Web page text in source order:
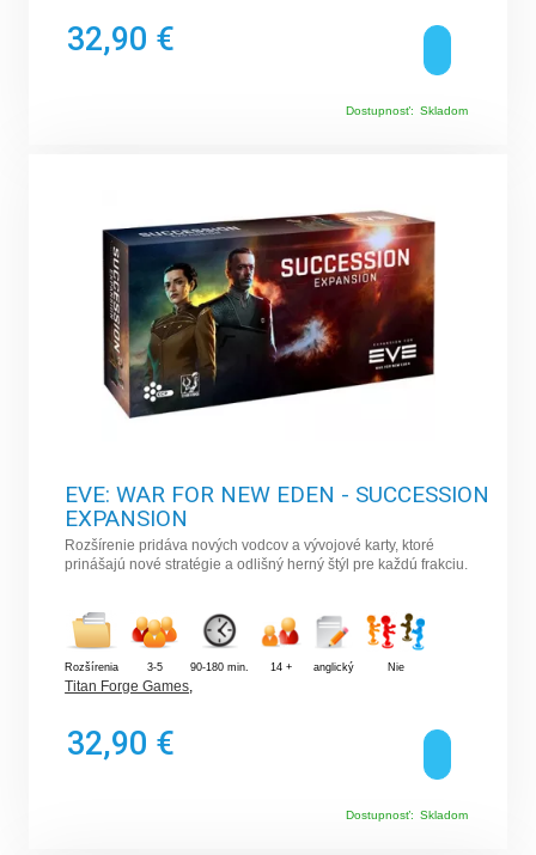
32,90 €
Dostupnosť: Skladom
EVE: WAR FOR NEW EDEN - SUCCESSION
EXPANSION
Rozšírenie pridáva nových vodcov a vývojové karty, ktoré
prinášajú nové stratégie a odlišný herný štýl pre každú frakciu.
Rozšírenia 3-5 90-180 min. 14 + anglický Nie
Titan Forge Games
32,90 €
Dostupnosť: Skladom